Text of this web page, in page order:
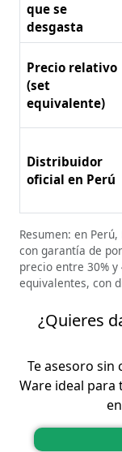
que se
desgasta
Precio relativo
(set
equivalente)
Distribuidor
oficial en Perú
Resumen: en
con garantía de
precio entre 30%
equivalentes, con
¿Quieres
Te asesoro sin
Ware ideal para